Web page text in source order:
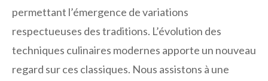
permettant l’émergence de variations
respectueuses des traditions. L’évolution des
techniques culinaires modernes apporte un nouveau
regard sur ces classiques. Nous assistons à une